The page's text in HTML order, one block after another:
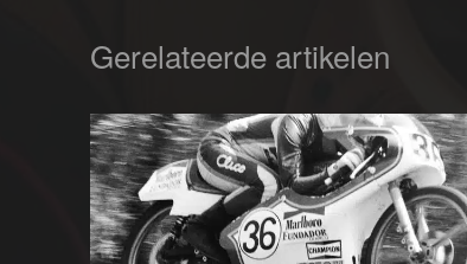
Gerelateerde artikelen